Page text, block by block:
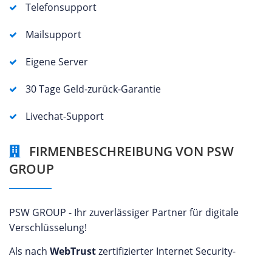
Telefonsupport
Mailsupport
Eigene Server
30 Tage Geld-zurück-Garantie
Livechat-Support
FIRMENBESCHREIBUNG VON PSW
GROUP
PSW GROUP - Ihr zuverlässiger Partner für digitale
Verschlüsselung!
Als nach WebTrustzertifizierter Internet Security-